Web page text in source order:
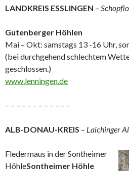
LANDKREIS ESSLINGEN –
Gutenberger Höhlen
Mai – Okt: samstags 13 -16 Uhr,
(bei durchgehend schlechtem
geschlossen.)
www.lenningen.de
– – – – – – – – – – – –
ALB-DONAU-KREIS – Laichinger
Fledermaus in der Sontheimer
HöhleSontheimer Höhle